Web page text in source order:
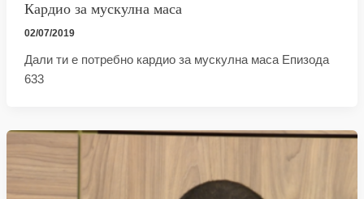
Кардио за мускулна маса
02/07/2019
Дали ти е потребно кардио за мускулна маса Епизода
633